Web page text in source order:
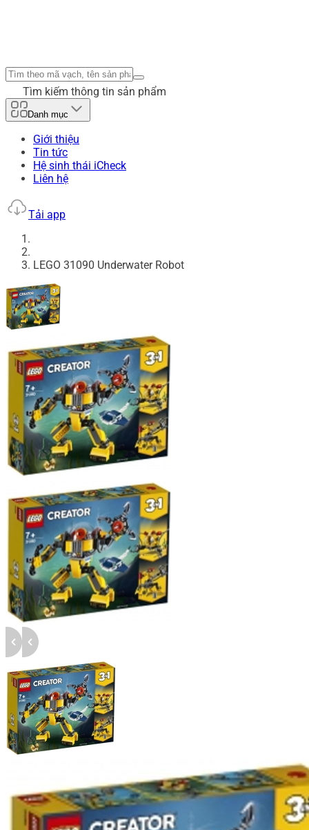
Tìm kiếm thông tin sản phẩm
Danh mục
Giới thiệu
Tin tức
Hệ sinh thái iCheck
Liên hệ
Tải app
LEGO 31090 Underwater Robot